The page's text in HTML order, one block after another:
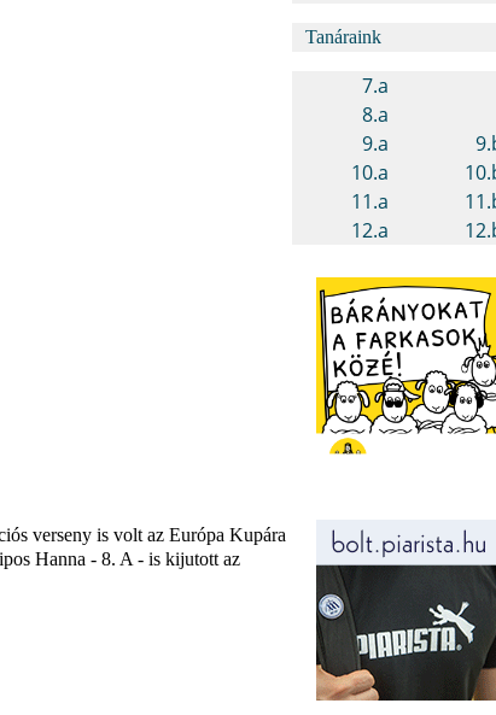
verseny is volt az Európa Kupára
Hanna - 8. A - is kijutott az
Tanáraink